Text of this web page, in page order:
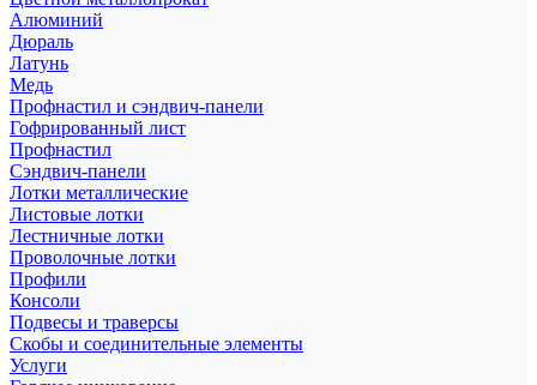
Алюминий
Дюраль
Латунь
Медь
Профнастил и сэндвич-панели
Гофрированный лист
Профнастил
Сэндвич-панели
Лотки металлические
Листовые лотки
Лестничные лотки
Проволочные лотки
Профили
Консоли
Подвесы и траверсы
Скобы и соединительные элементы
Услуги